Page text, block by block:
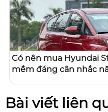
Có nên mua Hyundai
mềm đáng cân nhắc
Bài viết liên